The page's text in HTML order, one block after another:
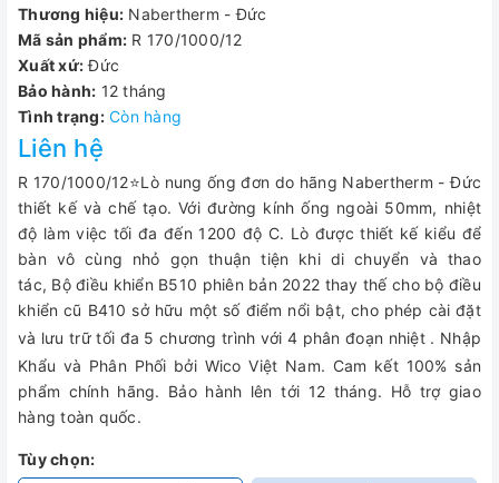
Thương hiệu: Nabertherm - Đức
Mã sản phẩm: R 170/1000/12
Xuất xứ: Đức
Bảo hành: 12 tháng
Tình trạng: Còn hàng
Liên hệ
R 170/1000/12⭐L ò nung ống đơn do hãng Nabertherm - Đức
thiết kế và chế tạo. Với đường kính ống ngoài 50mm, nhiệt
độ làm việc tối đa đến 1200 độ C. Lò được thiết kế kiểu để
bàn vô cùng nhỏ gọn thuận tiện khi di chuyển và thao
tác, Bộ điều khiển B510 phiên bản 2022 thay thế cho bộ điều
khiển cũ B410 sở hữu một số điểm nổi bật, cho phép cài đặt
và lưu trữ tối đa 5 chương trình với 4 phân đoạn nhiệt . Nhập
Khẩu và Phân Phối bởi Wico Việt Nam. Cam kết 100% sản
phẩm chính hãng. Bảo hành lên tới 12 tháng. Hỗ trợ giao
hàng toàn quốc.
Tùy chọn: